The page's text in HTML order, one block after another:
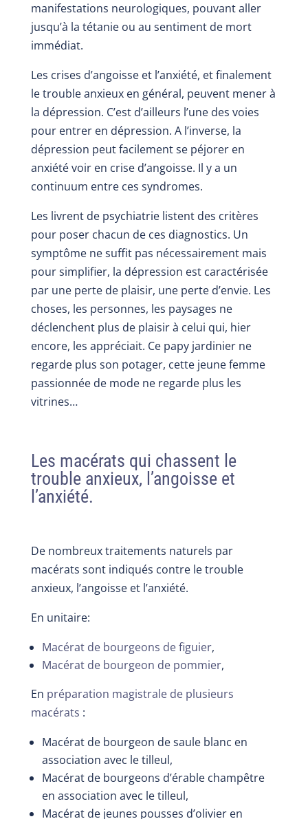
manifestations neurologiques, pouvant aller
jusqu’à la tétanie ou au sentiment de mort
immédiat.
Les crises d’angoisse et l’anxiété, et finalement
le trouble anxieux en général, peuvent mener à
la dépression. C’est d’ailleurs l’une des voies
pour entrer en dépression. A l’inverse, la
dépression peut facilement se péjorer en
anxiété voir en crise d’angoisse. Il y a un
continuum entre ces syndromes.
Les livrent de psychiatrie listent des critères
pour poser chacun de ces diagnostics. Un
symptôme ne suffit pas nécessairement mais
pour simplifier, la dépression est caractérisée
par une perte de plaisir, une perte d’envie. Les
choses, les personnes, les paysages ne
déclenchent plus de plaisir à celui qui, hier
encore, les appréciait. Ce papy jardinier ne
regarde plus son potager, cette jeune femme
passionnée de mode ne regarde plus les
vitrines…
Les macérats qui chassent le
trouble anxieux, l’angoisse et
l’anxiété.
De nombreux traitements naturels par
macérats sont indiqués contre le trouble
anxieux, l’angoisse et l’anxiété.
En unitaire:
Macérat de bourgeons de figuier,
Macérat de bourgeon de pommier,
En préparation magistrale de plusieurs
macérats :
Macérat de bourgeon de saule blanc en
association avec le tilleul,
Macérat de bourgeons d’érable champêtre
en association avec le tilleul,
Macérat de jeunes pousses d’olivier en